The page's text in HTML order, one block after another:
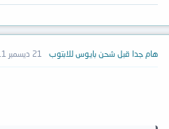
هام جدا قبل شحن بايوس للابتوب 21 ديسمبر 2011